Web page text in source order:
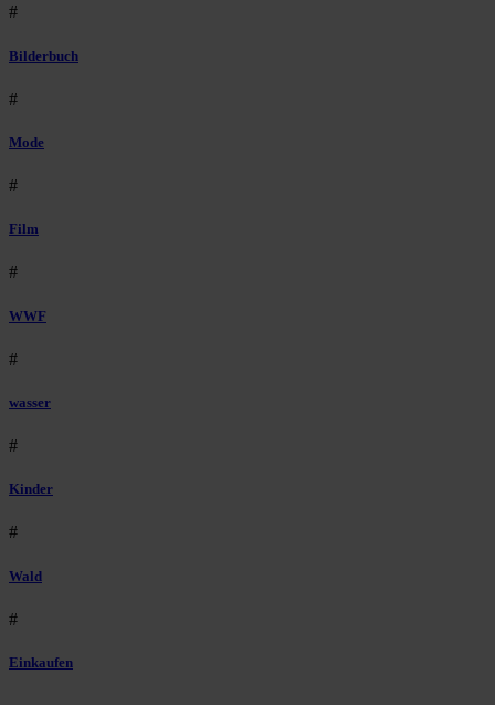
#
Bilderbuch
#
Mode
#
Film
#
WWF
#
wasser
#
Kinder
#
Wald
#
Einkaufen